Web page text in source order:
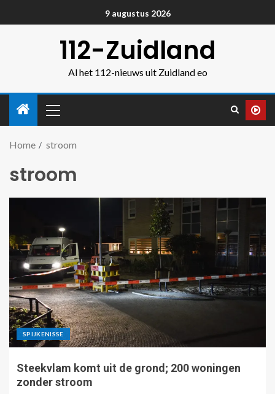
9 augustus 2026
112-Zuidland
Al het 112-nieuws uit Zuidland eo
Home stroom
stroom
SPIJKENISSE
Steekvlam komt uit de grond; 200 woningen
zonder stroom